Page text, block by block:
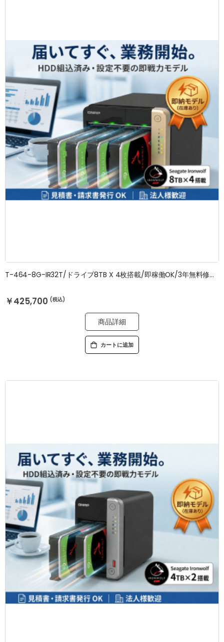
T-464-8G-IR32T/ドライブ8TB X 4枚搭載/即稼働OK/3年無料修理保証
￥425,700
商品詳細
カートに追加